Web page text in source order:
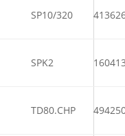
SP10/320
SPK2
TD80.CHP